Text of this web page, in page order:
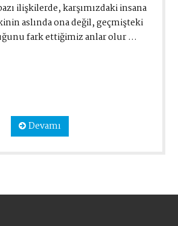
ilişkilerde, karşımızdaki insana
aslında ona değil, geçmişteki
fark ettiğimiz anlar olur ...
Devamı